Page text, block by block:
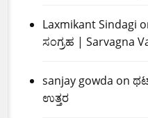
Laxmikant Sindagi
ಸಂಗ್ರಹ | Sarvagna
sanjay gowda on
ಉತ್ತರ